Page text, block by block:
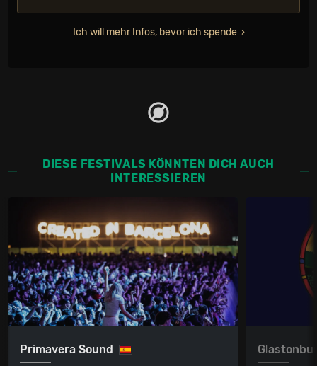
Ich will mehr Infos, bevor ich spende
DIESE FESTIVALS KÖNNTEN DICH AUCH
INTERESSIEREN
Primavera Sound